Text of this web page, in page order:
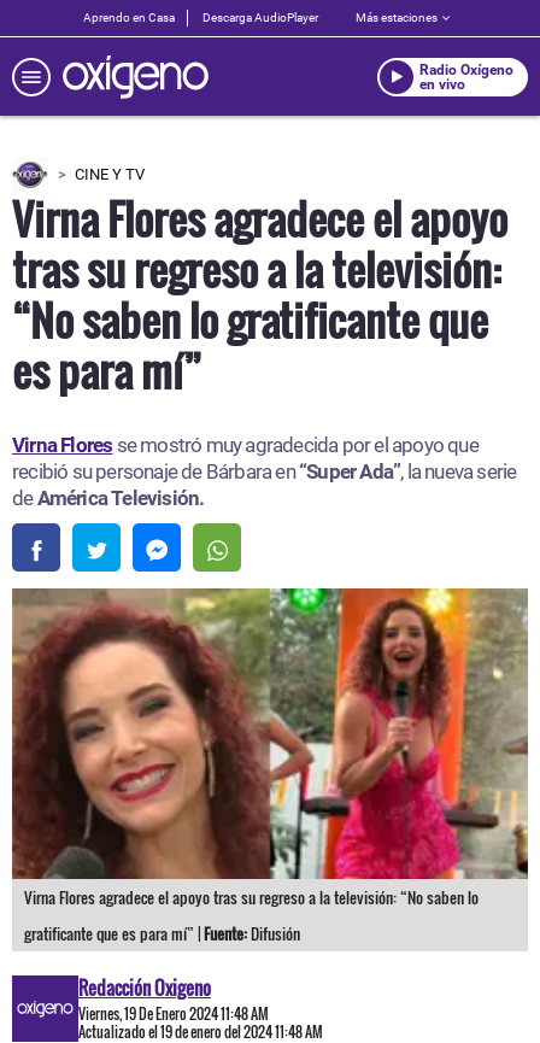
Aprendo en Casa Descarga AudioPlayer Más estaciones
Radio Oxígeno
en vivo
CINE Y TV
Virna Flores agradece el apoyo
tras su regreso a la televisión:
“No saben lo gratificante que
es para mí”
Virna Flores se mostró muy agradecida por el apoyo que
recibió su personaje de Bárbara en“Super Ada”, la nueva serie
deAmérica Televisión.
Virna Flores agradece el apoyo tras su regreso a la televisión: “No saben lo
gratificante que es para mí” |Fuente:Difusión
Redacción Oxigeno
Viernes, 19 De Enero 2024 11:48 AM
Actualizado el 19 de enero del 2024 11:48 AM